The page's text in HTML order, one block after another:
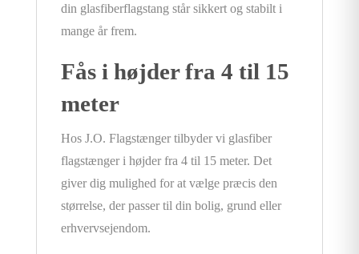
din glasfiberflagstang står sikkert og stabilt i
mange år frem.
Fås i højder fra 4 til 15
meter
Hos J.O. Flagstænger tilbyder vi glasfiber
flagstænger i højder fra 4 til 15 meter. Det
giver dig mulighed for at vælge præcis den
størrelse, der passer til din bolig, grund eller
erhvervsejendom.